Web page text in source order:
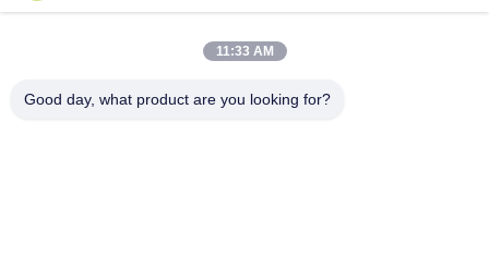
50HZベビーカーの試験機/ハンドバッグの振動テスト機械
高さ300のMmは上昇の袋AC 220Vのための上昇の荷物の試験機
11:33 AM
Good day, what product are you looking for?